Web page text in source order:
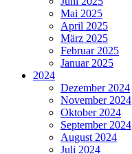
Mai 2025
April 2025
März 2025
Februar 2025
Januar 2025
2024
Dezember 2024
November 2024
Oktober 2024
September 2024
August 2024
Juli 2024